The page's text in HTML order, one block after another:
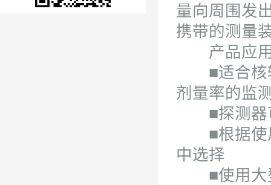
量向周围发
携带的测量
产品应
■适合核辐
剂量率的监
■探测器
■根据使用
中选择
■使用大